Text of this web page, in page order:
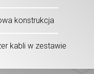
konstrukcja
kabli w zestawie